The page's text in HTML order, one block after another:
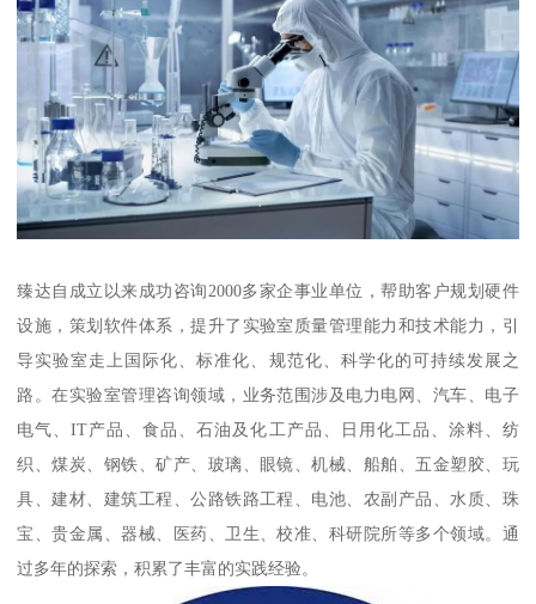
臻达自成立以来成功咨询2000多家企事业单位，帮助客户规划硬件
设施，策划软件体系，提升了实验室质量管理能力和技术能力，引
导实验室走上国际化、标准化、规范化、科学化的可持续发展之
路。在实验室管理咨询领域，业务范围涉及电力电网、汽车、电子
电气、IT产品、食品、石油及化工产品、日用化工品、涂料、纺
织、煤炭、钢铁、矿产、玻璃、眼镜、机械、船舶、五金塑胶、玩
具、建材、建筑工程、公路铁路工程、电池、农副产品、水质、珠
宝、贵金属、器械、医药、卫生、校准、科研院所等多个领域。通
过多年的探索，积累了丰富的实践经验。